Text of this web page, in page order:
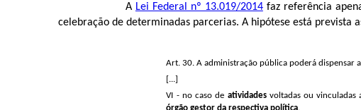
A Lei Federal nº 13.019/2014faz referência
celebração de determinadas parcerias. A hipótese está prevista
Art. 30. A administração pública poderá dispensar
[...]
VI - no caso de atividadesvoltadas ou vinculadas